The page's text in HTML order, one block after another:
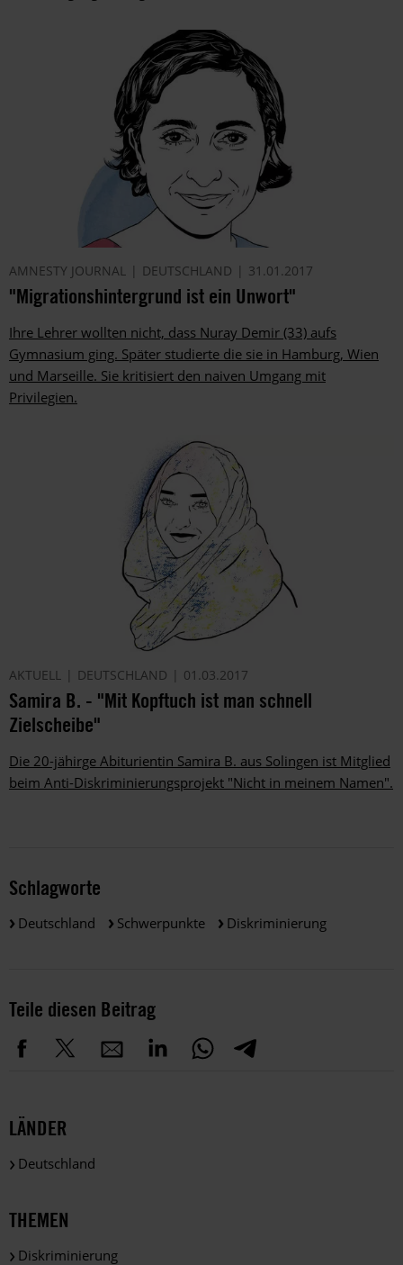
AMNESTY JOURNAL DEUTSCHLAND 31.01.2017
"Migrationshintergrund ist ein Unwort"
Ihre Lehrer wollten nicht, dass Nuray Demir (33) aufs
Gymnasium ging. Später studierte die sie in Hamburg, Wien
und Marseille. Sie kritisiert den naiven Umgang mit
Privilegien.
AKTUELL DEUTSCHLAND 01.03.2017
Samira B. - "Mit Kopftuch ist man schnell
Zielscheibe"
Die 20-jähirge Abiturientin Samira B. aus Solingen ist Mitglied
beim Anti-Diskriminierungs­projekt "Nicht in meinem Namen".
Schlagworte
Deutschland Schwerpunkte Diskriminierung
Teile diesen Beitrag
LÄNDER
Deutschland
THEMEN
Diskriminierung